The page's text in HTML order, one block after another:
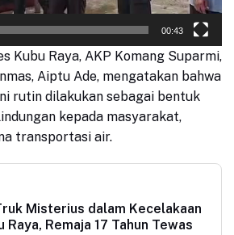
00:43
Kubu Raya, AKP Komang Suparmi,
Aiptu Ade, mengatakan bahwa
rutin dilakukan sebagai bentuk
kepada masyarakat,
transportasi air.
Misterius dalam Kecelakaan
Raya, Remaja 17 Tahun Tewas